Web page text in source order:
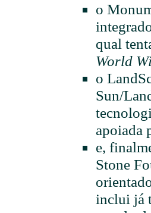
o
qual
World
o
Sun/
apoiada
e,
Stone
inclui já